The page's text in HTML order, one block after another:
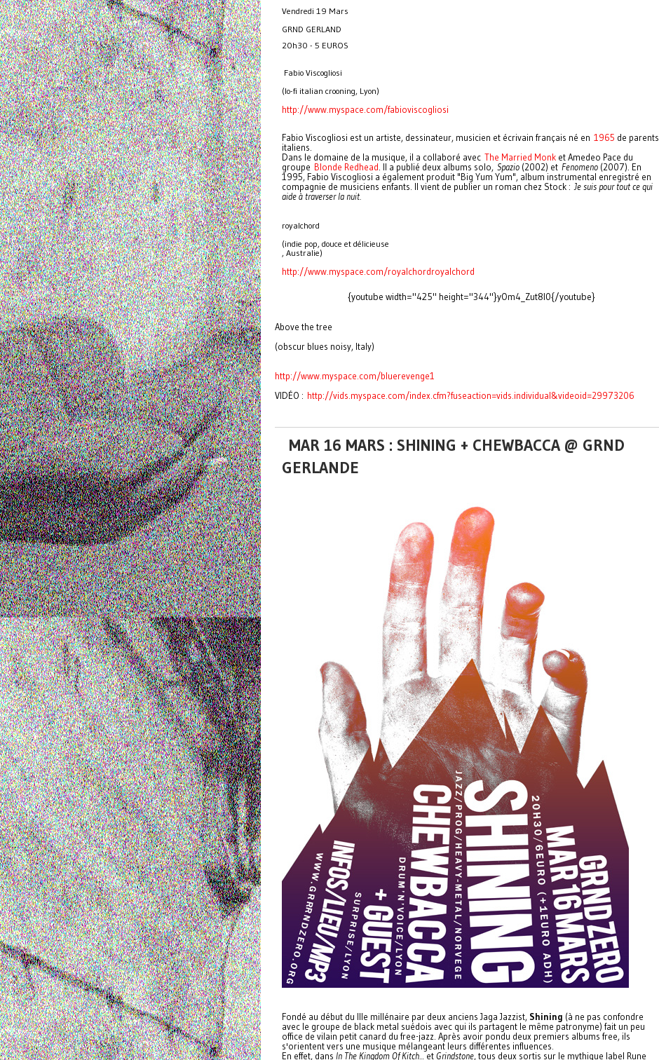
Vendredi 19 Mars
GRND GERLAND
20h30 - 5 EUROS
Fabio Viscogliosi
(lo-fi italian crooning, Lyon)
http://www.myspace.com/fabioviscogliosi
Fabio Viscogliosi est un artiste, dessinateur, musicien et écrivain français né en 1965 de parents
italiens.
Dans le domaine de la musique, il a collaboré avec The Married Monk et Amedeo Pace du
groupe Blonde Redhead . Il a publié deux albums solo, Spazio (2002) et Fenomeno (2007). En
1995, Fabio Viscogliosi a également produit "Big Yum Yum", album instrumental enregistré en
compagnie de musiciens enfants. Il vient de publier un roman chez Stock : Je suis pour tout ce qui
aide à traverser la nuit.
royalchord
(indie pop, douce et délicieuse
, Australie)
http://www.myspace.com/royalchordroyalchord
{youtube width="425" height="344"}yOm4_Zut8I0{/youtube}
Above the tree
(obscur blues noisy, Italy)
http://www.myspace.com/bluerevenge1
VIDÉO : http://vids.myspace.com/index. cfm?fuseaction=vids. individual&videoid=29973206
MAR 16 MARS : SHINING + CHEWBACCA @ GRND
GERLANDE
Fondé au début du IIIe millénaire par deux anciens Jaga Jazzist, Shining (à ne pas confondre
avec le groupe de black metal suédois avec qui ils partagent le même patronyme) fait un peu
office de vilain petit canard du free-jazz. Après avoir pondu deux premiers albums free, ils
s'orientent vers une musique mélangeant leurs différentes influences.
En effet, dans In The Kingdom Of Kitch.. . etGrindstone, tous deux sortis sur le mythique label Rune